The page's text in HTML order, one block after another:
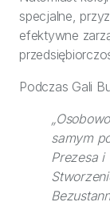
specjalne,
efektywne
Podczas Gali
samym
Prezesa i